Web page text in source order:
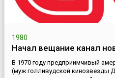
1980
Начал вещание канал
В 1970 году предприимчивый
(муж голливудской кинозвезды